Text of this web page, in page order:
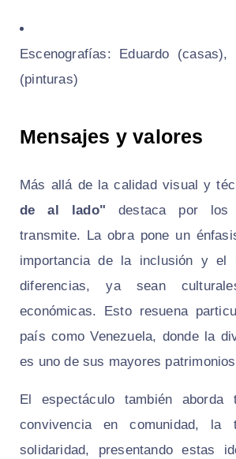
Escenografías: Eduardo (casas),
(pinturas)
Mensajes y valores
Más allá de la calidad visual y
de al lado" destaca por los
transmite. La obra pone un
importancia de la inclusión y el
diferencias, ya sean
económicas. Esto resuena
país como Venezuela, donde la
es uno de sus mayores
El espectáculo también aborda
convivencia en comunidad, la
solidaridad, presentando estas